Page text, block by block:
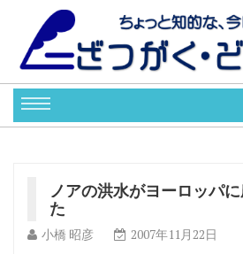
ノアの洪水がヨーロッパ
た
小橋 昭彦 2007年11月22日